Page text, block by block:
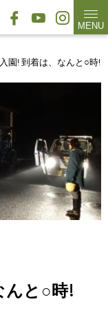
MENU
園! 到着は、なんと○時!
んと○時!